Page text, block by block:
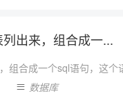
出来，组合成一...
组合成一个sql语句，这个
 数据库